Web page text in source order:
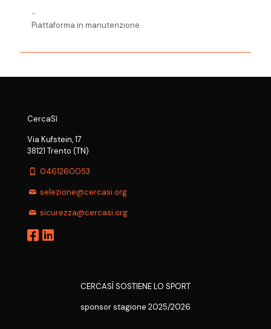
-
Piattaforma in manutenzione
CercaSì
Via Kufstein, 17
38121 Trento (TN)
0461260053
selezione@cercasi.org
sicurezza@cercasi.org
CERCASÌ SOSTIENE LO SPORT
sponsor stagione 2025/2026